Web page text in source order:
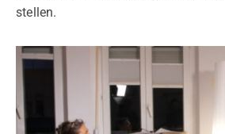
stellen.